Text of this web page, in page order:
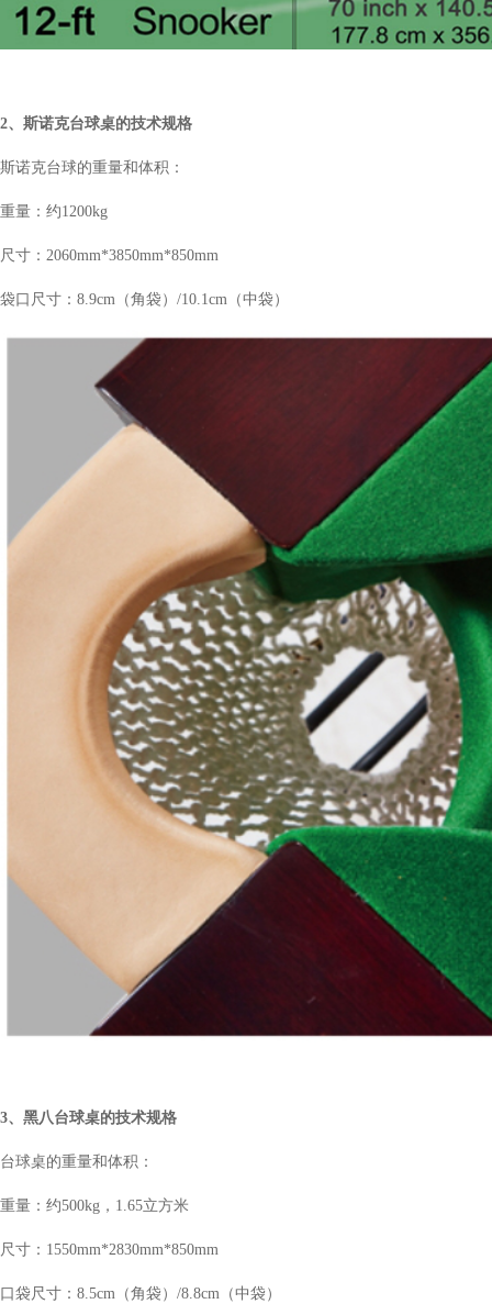
2、斯诺克台球桌的技术规格
斯诺克台球的重量和体积：
重量：约1200kg
尺寸：2060mm*3850mm*850mm
袋口尺寸：8.9cm（角袋）/10.1cm（中袋）
3、黑八台球桌的技术规格
台球桌的重量和体积：
重量：约500kg，1.65立方米
尺寸：1550mm*2830mm*850mm
口袋尺寸：8.5cm（角袋）/8.8cm （中袋）